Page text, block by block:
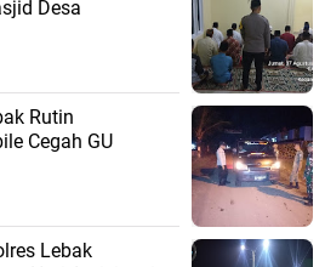
Desa
Rutin
Cegah GU
Lebak